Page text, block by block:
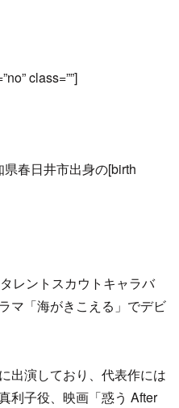
class=””]
春日井市出身の[birth
レントスカウトキャラバ
マ「海がきこえる」でデビ
出演しており、代表作には
利子役、映画「惑う After